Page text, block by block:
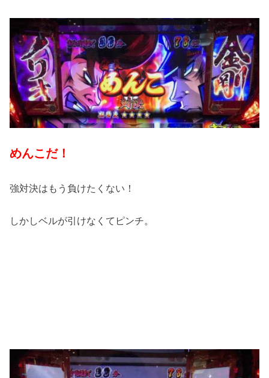
めんこだ！
強対決はもう負けたくない！
しかしベルが引けなくてピンチ。